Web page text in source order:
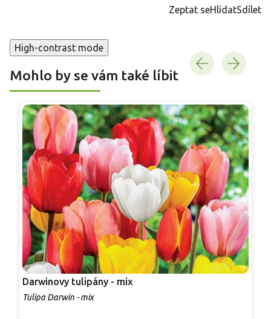
Zeptat seHlídatSdílet
High-contrast mode
Mohlo by se vám také líbit
Darwinovy tulipány - mix
Tulipa Darwin - mix